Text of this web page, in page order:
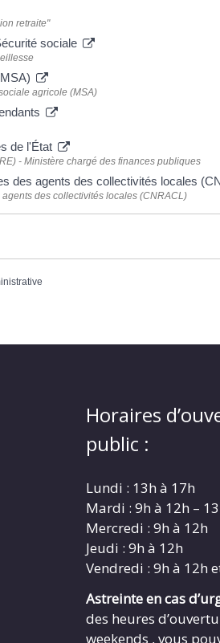
retraite"
sociale
agricole (MSA)
de l'État
- Ministère chargé des finances publiques
des agents des collectivités locales
des collectivités locales (CNRACL)
Horaires
public :
Lundi : 13h à 17h
Mardi : 9h à 12h –
Mercredi : 9h à 12h
Jeudi : 9h à 12h
Vendredi : 9h à 12h
Astreinte en cas
des heures
weekends , vous